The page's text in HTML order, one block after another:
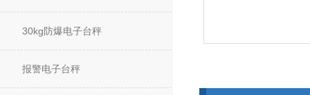
30kg防爆电子台秤
报警电子台秤